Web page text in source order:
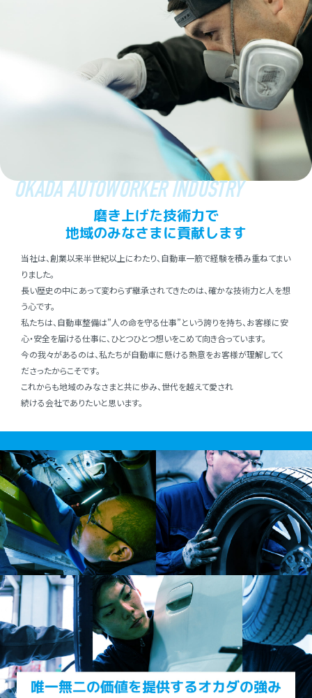
OKADA AUTOWORKER INDUSTRY
磨き上げた技術⼒で
地域のみなさまに貢献します
当社は、創業以来半世紀以上にわたり、⾃動⾞⼀筋で経験を積み重ねてまい
りました。
⻑い歴史の中にあって変わらず継承されてきたのは、確かな技術⼒と⼈を想
う⼼です。
私たちは、⾃動⾞整備は”⼈の命を守る仕事”という誇りを持ち、お客様に安
⼼・安全を届ける仕事に、ひとつひとつ想いをこめて向き合っています。
今の我々があるのは、私たちが⾃動⾞に懸ける熱意をお客様が理解してく
ださったからこそです。
これからも地域のみなさまと共に歩み、世代を越えて愛され
続ける会社でありたいと思います。